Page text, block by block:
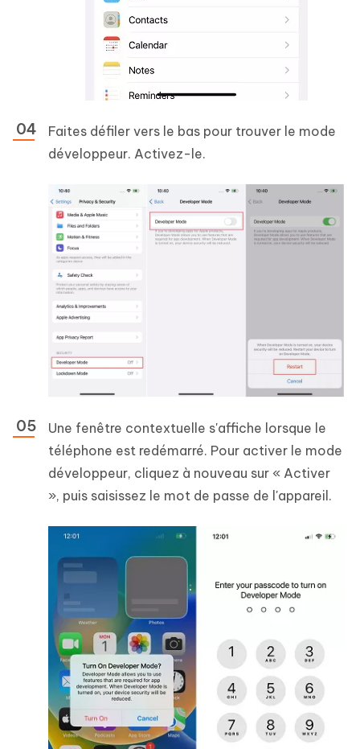
Faites défiler vers le bas pour trouver le mode
développeur. Activez-le.
Une fenêtre contextuelle s'affiche lorsque le
téléphone est redémarré. Pour activer le mode
développeur, cliquez à nouveau sur « Activer
», puis saisissez le mot de passe de l'appareil.